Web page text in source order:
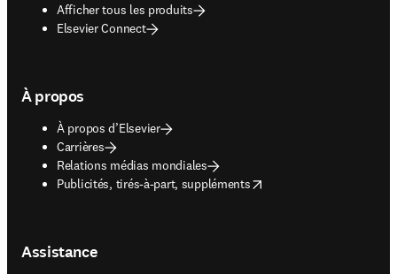
Afficher tous les produits
Elsevier Connect
À propos
À propos d’Elsevier
Carrières
Relations médias mondiales
Publicités, tirés-à-part, suppléments
opens in new tab/window
Assistance